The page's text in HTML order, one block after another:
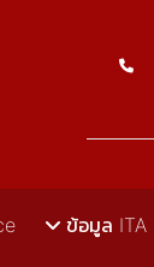
ข้อมูล ITA